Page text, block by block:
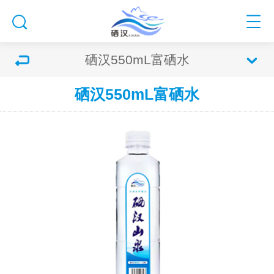
硒汉550mL富硒水
硒汉550mL富硒水